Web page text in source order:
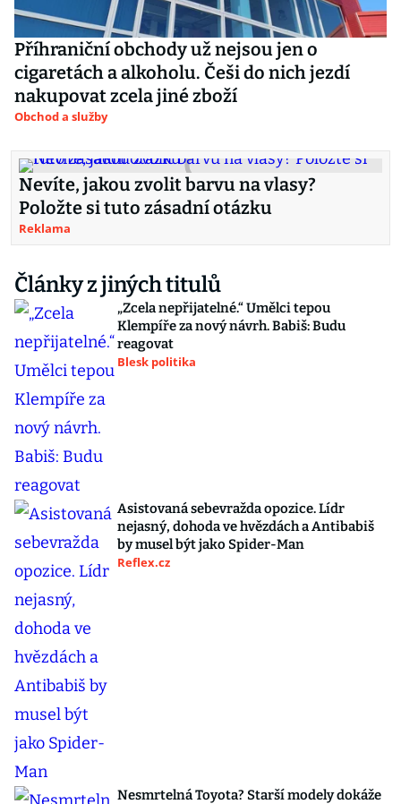
Příhraniční obchody už nejsou jen o
cigaretách a alkoholu. Češi do nich jezdí
nakupovat zcela jiné zboží
Obchod a služby
Nevíte, jakou zvolit barvu na vlasy?
Položte si tuto zásadní otázku
Reklama
Články z jiných titulů
„Zcela nepřijatelné.“ Umělci tepou
Klempíře za nový návrh. Babiš: Budu
reagovat
Blesk politika
Asistovaná sebevražda opozice. Lídr
nejasný, dohoda ve hvězdách a Antibabiš
by musel být jako Spider-Man
Reflex.cz
Nesmrtelná Toyota? Starší modely dokáže